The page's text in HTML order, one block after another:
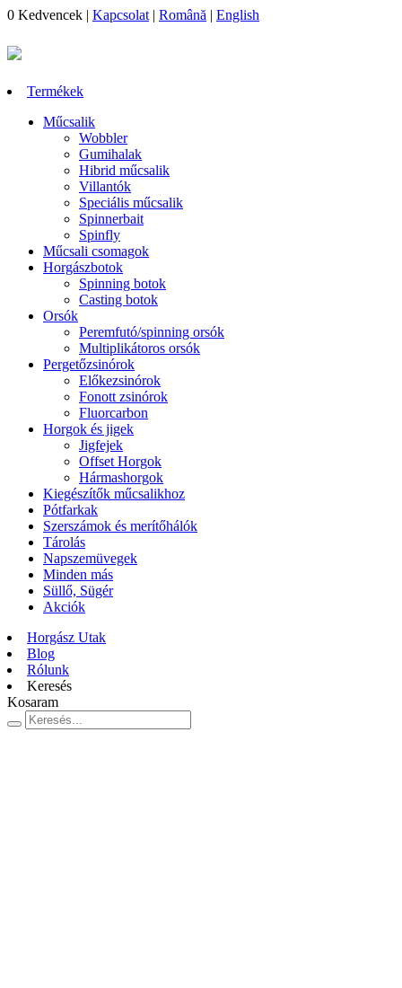
0 Kedvencek | Kapcsolat | Română | English
Termékek
Műcsalik
Wobbler
Gumihalak
Hibrid műcsalik
Villantók
Speciális műcsalik
Spinnerbait
Spinfly
Műcsali csomagok
Horgászbotok
Spinning botok
Casting botok
Orsók
Peremfutó/spinning orsók
Multiplikátoros orsók
Pergetőzsinórok
Előkezsinórok
Fonott zsinórok
Fluorcarbon
Horgok és jigek
Jigfejek
Offset Horgok
Hármashorgok
Kiegészítők műcsalikhoz
Pótfarkak
Szerszámok és merítőhálók
Tárolás
Napszemüvegek
Minden más
Süllő, Sügér
Akciók
Horgász Utak
Blog
Rólunk
Keresés
Kosaram